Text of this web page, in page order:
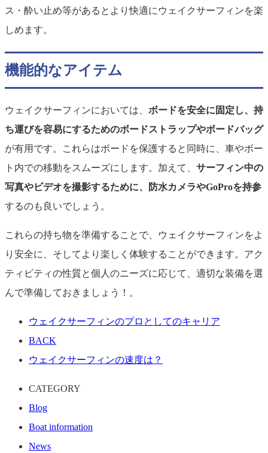
ス・酔い止め等があるとより快適にウェイクサーフィンを楽
しめます。
機能的なアイテム
ウェイクサーフィンにおいては、 ボードを安全に固定し、持
ち運びを容易にするためのボードストラップやボードバッグ
が有用です。これらはボードを保護すると同時に、車やボー
ト内での移動をスムーズにします。加えて、 サーフィン中の
写真やビデオを撮影するために、防水カメラやGoProを持参
するのも良いでしょう。
これらの持ち物を準備することで、ウェイクサーフィンをよ
り安全に、そしてより楽しく体験することができます。アク
ティビティの性質と個人のニーズに応じて、適切な装備を選
んで準備しておきましょう！。
ウェイクサーフィンのプロとしてのキャリア
BACK
ウェイクサーフィンの速度は？
CATEGORY
Blog
Boat information
News